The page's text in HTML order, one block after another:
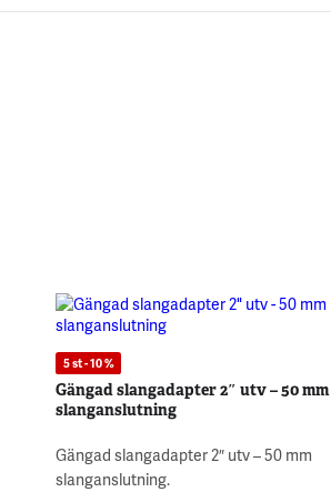
5 st - 10 %
Gängad slangadapter 2″ utv – 50 mm
slanganslutning
Gängad slangadapter 2″ utv – 50 mm
slanganslutning.